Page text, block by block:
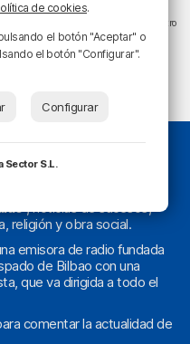
sucesos Teatro
tráfico
haciendo radio en Bilbao.
religión y obra social.
emisora de radio fundada
de Bilbao con una
que va dirigida a todo el
comentar la actualidad de
de cookies.
el botón "Aceptar" o
el botón "Configurar".
Configurar
Sector S.L.